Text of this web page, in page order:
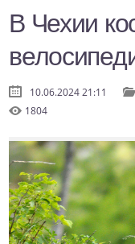
В Чехии
10.06.2024 21:11
1804